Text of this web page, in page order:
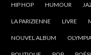
HIP HOP HUMOUR
LA PARIZIENNE LIVRE
NOUVEL ALBUM